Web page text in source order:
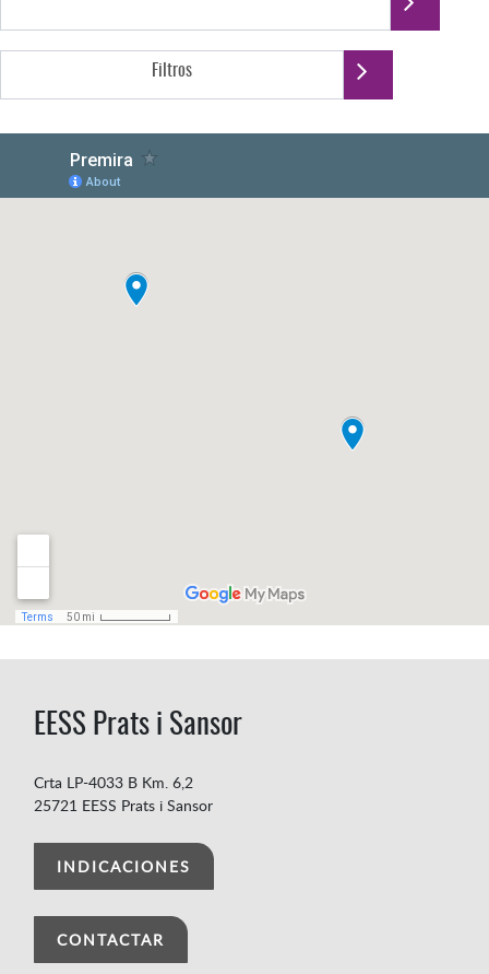
Filtros
EESS Prats i Sansor
Crta LP-4033 B Km. 6,2
25721 EESS Prats i Sansor
INDICACIONES
CONTACTAR